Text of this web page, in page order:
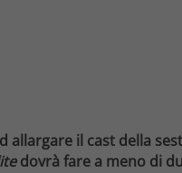
allargare il cast della
dovrà fare a meno di